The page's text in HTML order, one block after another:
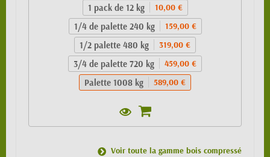
1 pack de 12 kg 10,00 €
1/4 de palette 240 kg 159,00 €
1/2 palette 480 kg 319,00 €
3/4 de palette 720 kg 459,00 €
Palette 1008 kg 589,00 €
Voir toute la gamme bois compressé